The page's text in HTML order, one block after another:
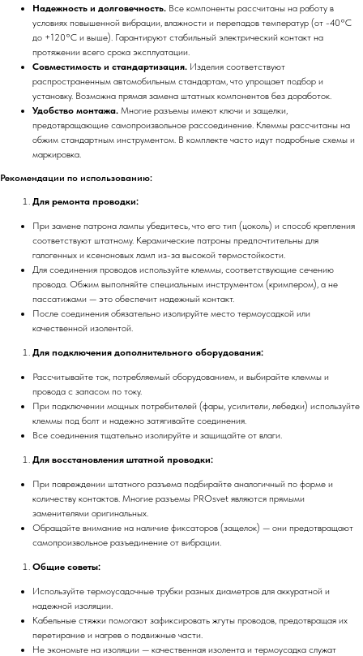
Надежность и долговечность. Все компоненты рассчитаны на работу в
условиях повышенной вибрации, влажности и перепадов температур (от -40°C
до +120°C и выше). Гарантируют стабильный электрический контакт на
протяжении всего срока эксплуатации.
Совместимость и стандартизация. Изделия соответствуют
распространенным автомобильным стандартам, что упрощает подбор и
установку. Возможна прямая замена штатных компонентов без доработок.
Удобство монтажа. Многие разъемы имеют ключи и защелки,
предотвращающие самопроизвольное рассоединение. Клеммы рассчитаны на
обжим стандартным инструментом. В комплекте часто идут подробные схемы и
маркировка.
Рекомендации по использованию:
Для ремонта проводки:
При замене патрона лампы убедитесь, что его тип (цоколь) и способ крепления
соответствуют штатному. Керамические патроны предпочтительны для
галогенных и ксеноновых ламп из-за высокой термостойкости.
Для соединения проводов используйте клеммы, соответствующие сечению
провода. Обжим выполняйте специальным инструментом (кримпером), а не
пассатижами — это обеспечит надежный контакт.
После соединения обязательно изолируйте место термоусадкой или
качественной изолентой.
Для подключения дополнительного оборудования:
Рассчитывайте ток, потребляемый оборудованием, и выбирайте клеммы и
провода с запасом по току.
При подключении мощных потребителей (фары, усилители, лебедки) используйте
клеммы под болт и надежно затягивайте соединения.
Все соединения тщательно изолируйте и защищайте от влаги.
Для восстановления штатной проводки:
При повреждении штатного разъема подбирайте аналогичный по форме и
количеству контактов. Многие разъемы PROsvet являются прямыми
заменителями оригинальных.
Обращайте внимание на наличие фиксаторов (защелок) — они предотвращают
самопроизвольное разъединение от вибрации.
Общие советы:
Используйте термоусадочные трубки разных диаметров для аккуратной и
надежной изоляции.
Кабельные стяжки помогают зафиксировать жгуты проводов, предотвращая их
перетирание и нагрев о подвижные части.
Не экономьте на изоляции — качественная изолента и термоусадка служат